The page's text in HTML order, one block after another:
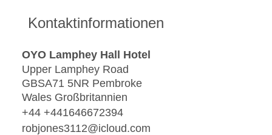
Kontaktinformationen
OYO Lamphey Hall Hotel
Upper Lamphey Road
GBSA71 5NR Pembroke
Wales Großbritannien
+44 +441646672394
robjones3112@icloud.com